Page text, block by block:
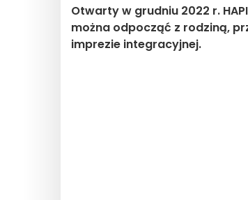
Otwarty w grudniu 2022 r.
można odpocząć z rodziną,
imprezie integracyjnej.